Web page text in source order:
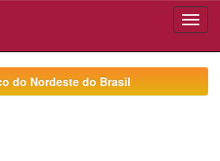
do Nordeste do Brasil